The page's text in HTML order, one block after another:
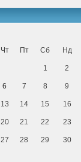
Чт Пт Сб Нд
1 2
6 7 8 9
13 14 15 16
20 21 22 23
27 28 29 30